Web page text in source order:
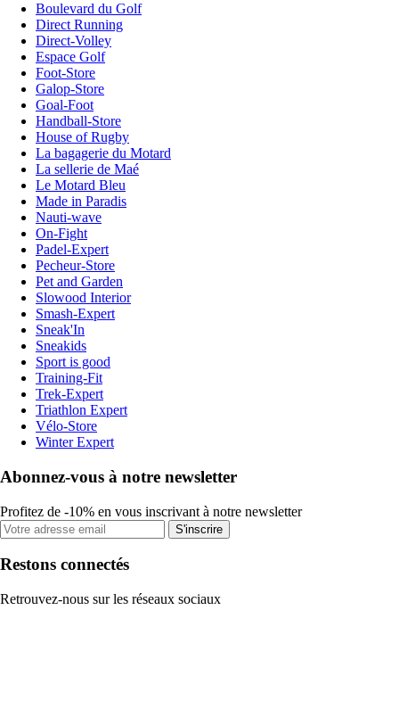
Boulevard du Golf
Direct Running
Direct-Volley
Espace Golf
Foot-Store
Galop-Store
Goal-Foot
Handball-Store
House of Rugby
La bagagerie du Motard
La sellerie de Maé
Le Motard Bleu
Made in Paradis
Nauti-wave
On-Fight
Padel-Expert
Pecheur-Store
Pet and Garden
Slowood Interior
Smash-Expert
Sneak'In
Sneakids
Sport is good
Training-Fit
Trek-Expert
Triathlon Expert
Vélo-Store
Winter Expert
Abonnez-vous à notre newsletter
Profitez de -10% en vous inscrivant à notre newsletter
S'inscrire
Restons connectés
Retrouvez-nous sur les réseaux sociaux